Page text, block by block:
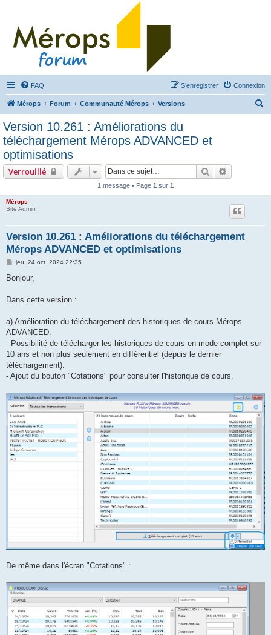
FAQ Connexion
S’enregistrer
Mérops Forum Communauté Mérops Versions
Version 10.261 : Améliorations du
téléchargement Mérops ADVANCED et
optimisations
Verrouillé Rechercher
1 message • Page 1 sur 1
Mérops
Site Admin
Version 10.261 : Améliorations du téléchargement
Mérops ADVANCED et optimisations
M
s
g
jeu. 24 oct. 2024 22:35
Bonjour,
Dans cette version :
a) Amélioration du téléchargement des historiques de cours Mérops
ADVANCED.
- Possibilité de télécharger les historiques de cours en mode complet sur
10 ans et non plus seulement en différentiel (depuis le dernier
téléchargement).
- Ajout du bouton "Cotations" pour consulter l'historique de cours.
De même dans l'écran "Cotations" :